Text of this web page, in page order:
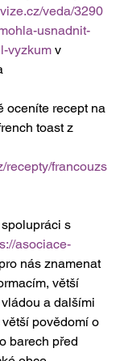
veda/3290
usnadnit-
vyzkum v
oceníte recept na
toast z
recepty/francouzs
s
asociace-
nás znamenat
větší
a dalšími
povědomí o
barech před